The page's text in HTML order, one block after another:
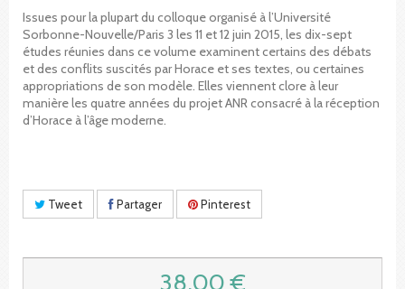
Issues pour la plupart du colloque organisé à l’Université
Sorbonne-Nouvelle/Paris 3 les 11 et 12 juin 2015, les dix-sept
études réunies dans ce volume examinent certains des débats
et des conflits suscités par Horace et ses textes, ou certaines
appropriations de son modèle. Elles viennent clore à leur
manière les quatre années du projet ANR consacré à la réception
d’Horace à l’âge moderne.
Tweet Partager Pinterest
38,00 €